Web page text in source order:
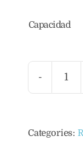
Capacidad
Categories: